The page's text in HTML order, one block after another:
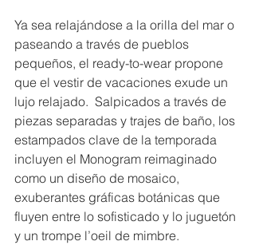
Ya sea relajándose a la orilla del mar o
paseando a través de pueblos
pequeños, el ready-to-wear propone
que el vestir de vacaciones exude un
lujo relajado.  Salpicados a través de
piezas separadas y trajes de baño, los
estampados clave de la temporada
incluyen el Monogram reimaginado
como un diseño de mosaico,
exuberantes gráficas botánicas que
fluyen entre lo sofisticado y lo juguetón
y un trompe l’oeil de mimbre.